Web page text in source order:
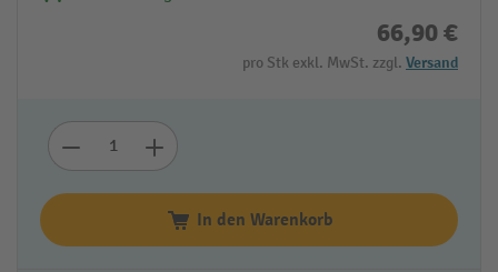
66,90 €
pro Stk exkl. MwSt. zzgl. Versand
In den Warenkorb